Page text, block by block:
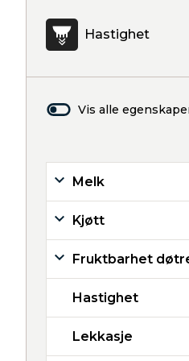
Hastighet
Vis alle
Melk
Kjøtt
Fruktbarhet
Hastighet
Lekkasje